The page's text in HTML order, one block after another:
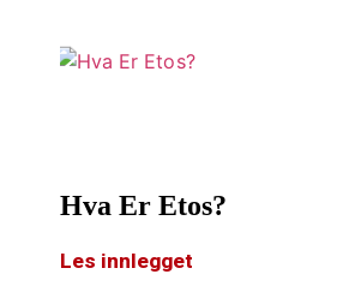
Hva Er Etos?
Les innlegget